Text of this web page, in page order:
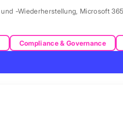
-Wiederherstellung, Microsoft
Compliance & Governance